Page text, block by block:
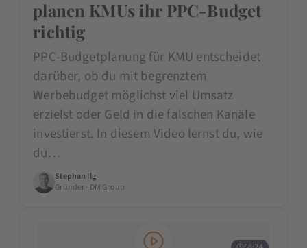
planen KMUs ihr PPC-Budget
richtig
PPC-Budgetplanung für KMU entscheidet
darüber, ob du mit begrenztem
Werbebudget möglichst viel Umsatz
erzielst oder Geld in die falschen Kanäle
investierst. In diesem Video lernst du, wie
du…
Stephan Ilg
Gründer · DM Group